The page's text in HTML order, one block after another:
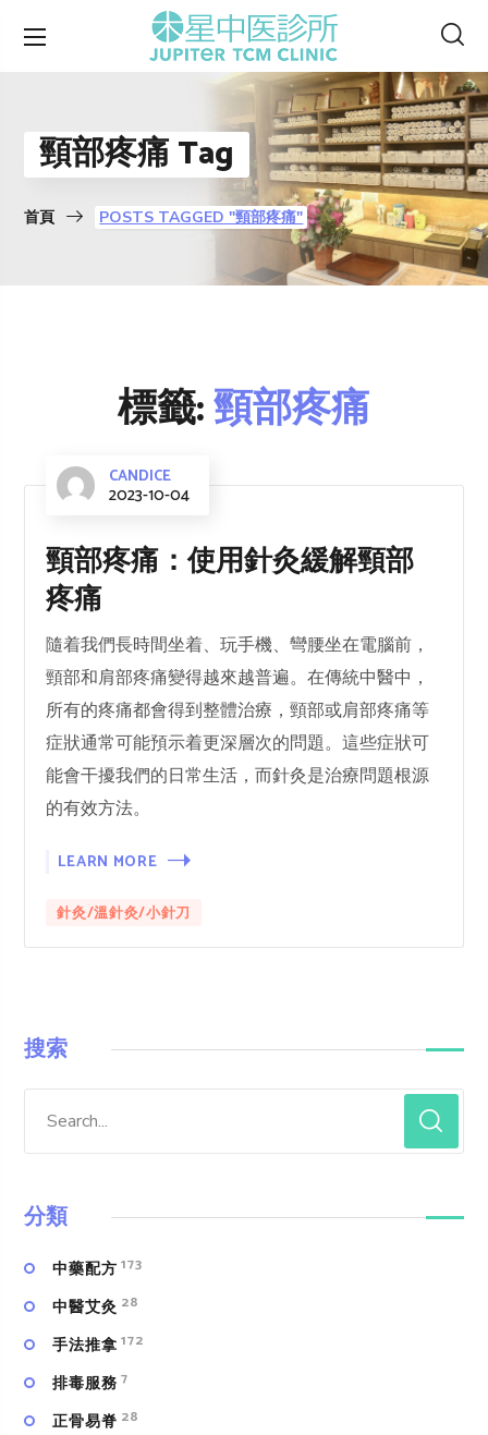
頸部疼痛 Tag
首頁 POSTS TAGGED "頸部疼痛"
標籤:頸部疼痛
CANDICE
2023-10-04
頸部疼痛：使用針灸緩解頸部
疼痛
隨着我們長時間坐着、玩手機、彎腰坐在電腦前，
頸部和肩部疼痛變得越來越普遍。在傳統中醫中，
所有的疼痛都會得到整體治療，頸部或肩部疼痛等
症狀通常可能預示着更深層次的問題。這些症狀可
能會干擾我們的日常生活，而針灸是治療問題根源
的有效方法。
LEARN MORE
針灸/溫針灸/小針刀
搜索
分類
中藥配方 173
中醫艾灸 28
手法推拿 172
排毒服務 7
正骨易脊 28